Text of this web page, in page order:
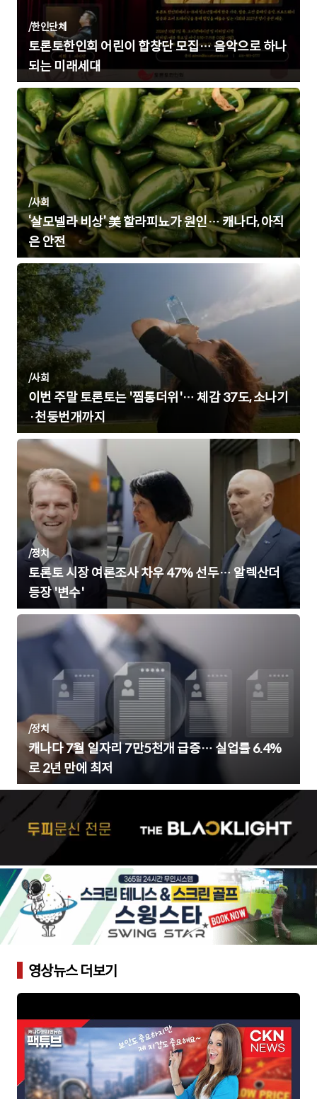
/한인단체
토론토한인회 어린이 합창단 모집… 음악으로 하나
되는 미래세대
/사회
‘살모넬라 비상’ 美 할라피뇨가 원인… 캐나다, 아직
은 안전
/사회
이번 주말 토론토는 '찜통더위'… 체감 37도, 소나기
·천둥번개까지
/정치
토론토 시장 여론조사 차우 47% 선두… 알렉산더
등장 '변수'
/정치
캐나다 7월 일자리 7만5천개 급증… 실업률 6.4%
로 2년 만에 최저
영상뉴스 더보기